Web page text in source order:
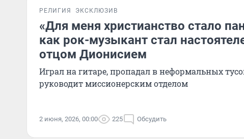
РЕЛИГИЯ ЭКСКЛЮЗИВ
«Для меня христианство стало
как рок-музыкант стал
отцом Дионисием
Играл на гитаре, пропадал в неформальных
руководит миссионерским отделом
2 июня, 2026, 00:00 225 Обсудить